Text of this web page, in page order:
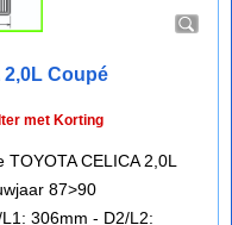
2,0L Coupé
met Korting
CELICA 2,0L
87>90
306mm - D2/L2: